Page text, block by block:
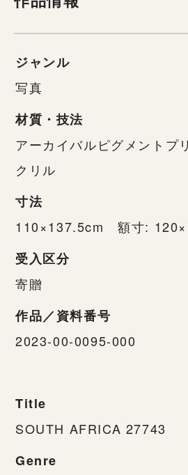
ジャンル
写真
材質・技法
アーカイバルピグメントプ
クリル
寸法
110×137.5cm 額寸:
受入区分
寄贈
作品／資料番号
2023-00-0095-000
Title
SOUTH AFRICA 27743
Genre